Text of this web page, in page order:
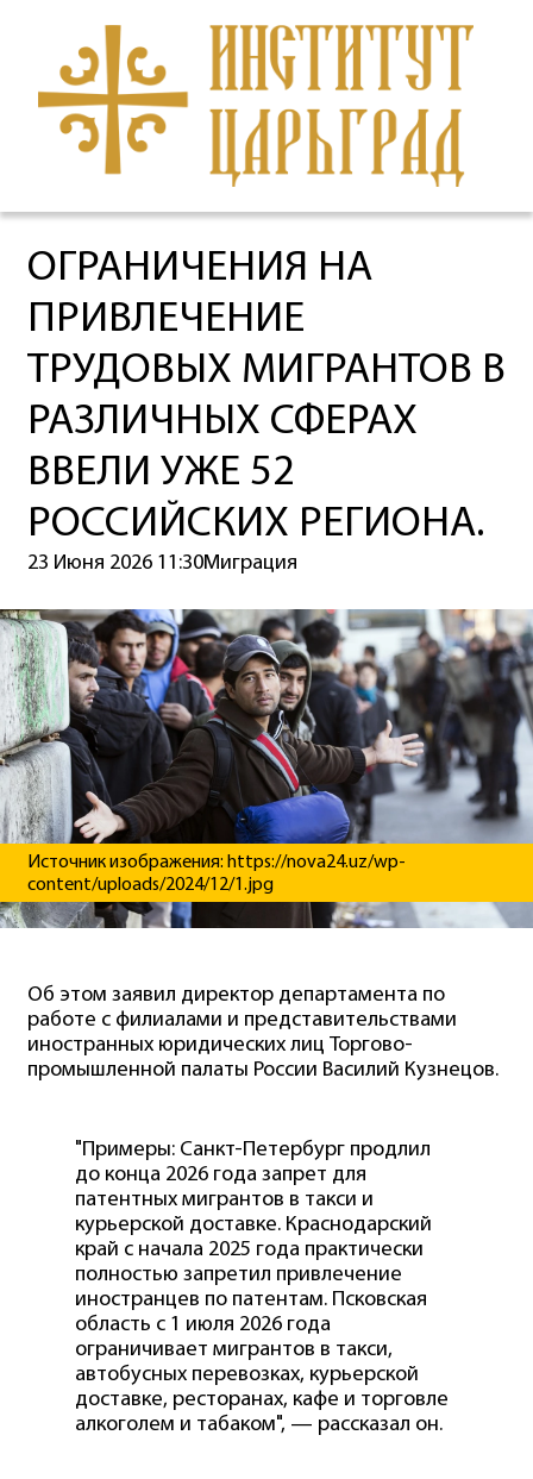
ОГРАНИЧЕНИЯ НА
ПРИВЛЕЧЕНИЕ
ТРУДОВЫХ МИГРАНТОВ В
РАЗЛИЧНЫХ СФЕРАХ
ВВЕЛИ УЖЕ 52
РОССИЙСКИХ РЕГИОНА.
23 Июня 2026 11:30Миграция
Источник изображения: https://nova24.uz/wp-
content/uploads/2024/12/1.jpg
Об этом заявил директор департамента по
работе с филиалами и представительствами
иностранных юридических лиц Торгово-
промышленной палаты России Василий Кузнецов.
"Примеры: Санкт-Петербург продлил
до конца 2026 года запрет для
патентных мигрантов в такси и
курьерской доставке. Краснодарский
край с начала 2025 года практически
полностью запретил привлечение
иностранцев по патентам. Псковская
область с 1 июля 2026 года
ограничивает мигрантов в такси,
автобусных перевозках, курьерской
доставке, ресторанах, кафе и торговле
алкоголем и табаком", — рассказал он.